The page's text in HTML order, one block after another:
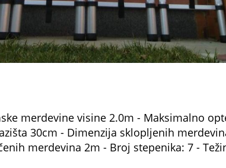
merdevine visine 2.0m - Maksimalno
30cm - Dimenzija sklopljenih
merdevina 2m - Broj stepenika: 7 -